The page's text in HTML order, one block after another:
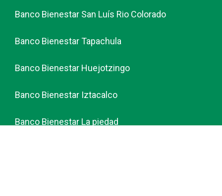
Banco Bienestar San Luís Rio Colorado
Banco Bienestar Tapachula
Banco Bienestar Huejotzingo
Banco Bienestar Iztacalco
Banco Bienestar La piedad